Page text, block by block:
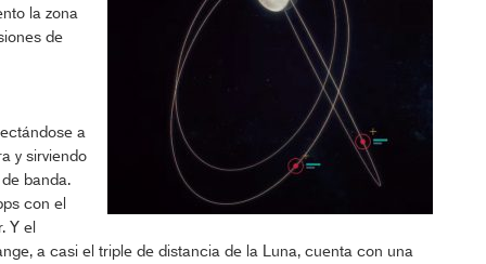
la zona
de
a
y sirviendo
banda.
con el
Y el
a casi el triple de distancia de la Luna, cuenta con una